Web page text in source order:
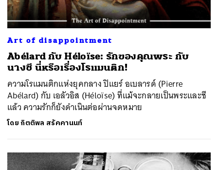
Art of disappointment
Abélard กับ Héloïse: รักของคุณพระ กับ
นางชี นี่หรือเรื่องโรแมนติก!
ความโรแมนติกแห่งยุคกลาง ปิแยร์ อเบลารด์ (Pierre
Abélard) กับ เอลัวอิส (Héloïse) ที่แม้จะกลายเป็นพระและชี
แล้ว ความรักก็ยังดำเนินต่อผ่านจดหมาย
โดย กิตติพล สรัคคานนท์